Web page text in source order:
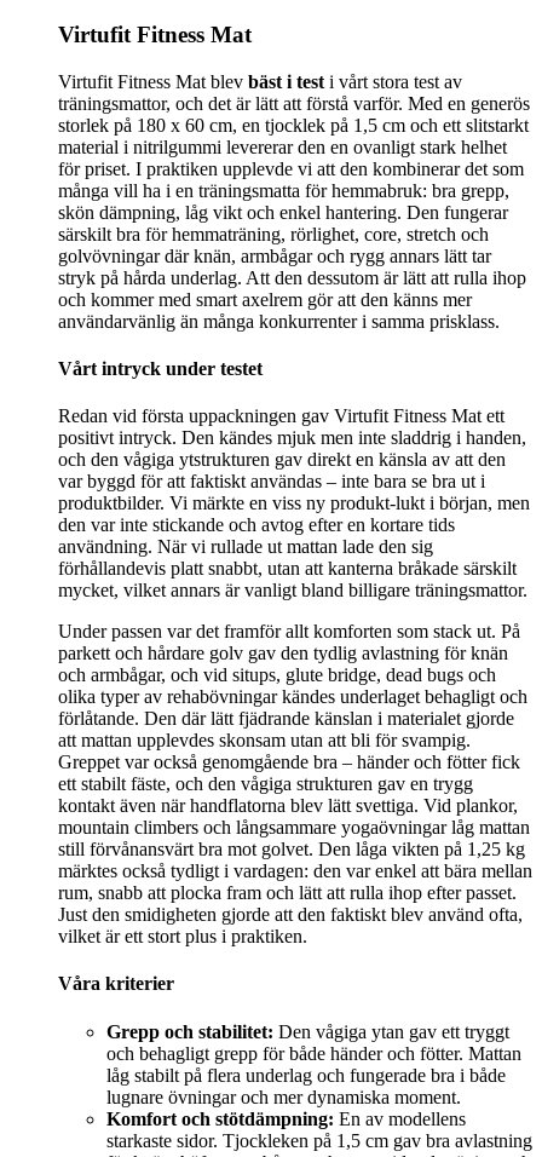
Virtufit Fitness Mat
Virtufit Fitness Mat blev bäst i test i vårt stora test av
träningsmattor, och det är lätt att förstå varför. Med en generös
storlek på 180 x 60 cm, en tjocklek på 1,5 cm och ett slitstarkt
material i nitrilgummi levererar den en ovanligt stark helhet
för priset. I praktiken upplevde vi att den kombinerar det som
många vill ha i en träningsmatta för hemmabruk: bra grepp,
skön dämpning, låg vikt och enkel hantering. Den fungerar
särskilt bra för hemmaträning, rörlighet, core, stretch och
golvövningar där knän, armbågar och rygg annars lätt tar
stryk på hårda underlag. Att den dessutom är lätt att rulla ihop
och kommer med smart axelrem gör att den känns mer
användarvänlig än många konkurrenter i samma prisklass.
Vårt intryck under testet
Redan vid första uppackningen gav Virtufit Fitness Mat ett
positivt intryck. Den kändes mjuk men inte sladdrig i handen,
och den vågiga ytstrukturen gav direkt en känsla av att den
var byggd för att faktiskt användas – inte bara se bra ut i
produktbilder. Vi märkte en viss ny produkt-lukt i början, men
den var inte stickande och avtog efter en kortare tids
användning. När vi rullade ut mattan lade den sig
förhållandevis platt snabbt, utan att kanterna bråkade särskilt
mycket, vilket annars är vanligt bland billigare träningsmattor.
Under passen var det framför allt komforten som stack ut. På
parkett och hårdare golv gav den tydlig avlastning för knän
och armbågar, och vid situps, glute bridge, dead bugs och
olika typer av rehabövningar kändes underlaget behagligt och
förlåtande. Den där lätt fjädrande känslan i materialet gjorde
att mattan upplevdes skonsam utan att bli för svampig.
Greppet var också genomgående bra – händer och fötter fick
ett stabilt fäste, och den vågiga strukturen gav en trygg
kontakt även när handflatorna blev lätt svettiga. Vid plankor,
mountain climbers och långsammare yogaövningar låg mattan
still förvånansvärt bra mot golvet. Den låga vikten på 1,25 kg
märktes också tydligt i vardagen: den var enkel att bära mellan
rum, snabb att plocka fram och lätt att rulla ihop efter passet.
Just den smidigheten gjorde att den faktiskt blev använd ofta,
vilket är ett stort plus i praktiken.
Våra kriterier
Grepp och stabilitet: Den vågiga ytan gav ett tryggt
och behagligt grepp för både händer och fötter. Mattan
låg stabilt på flera underlag och fungerade bra i både
lugnare övningar och mer dynamiska moment.
Komfort och stötdämpning: En av modellens
starkaste sidor. Tjockleken på 1,5 cm gav bra avlastning